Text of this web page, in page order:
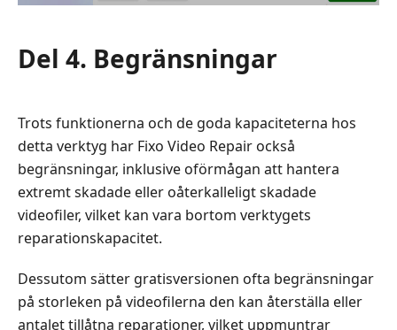
Del 4. Begränsningar
Trots funktionerna och de goda kapaciteterna hos
detta verktyg har Fixo Video Repair också
begränsningar, inklusive oförmågan att hantera
extremt skadade eller oåterkalleligt skadade
videofiler, vilket kan vara bortom verktygets
reparationskapacitet.
Dessutom sätter gratisversionen ofta begränsningar
på storleken på videofilerna den kan återställa eller
antalet tillåtna reparationer, vilket uppmuntrar